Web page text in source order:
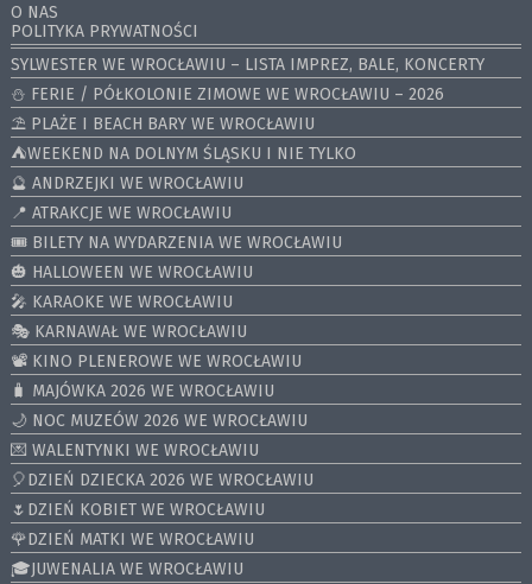
O NAS
POLITYKA PRYWATNOŚCI
SYLWESTER WE WROCŁAWIU – LISTA IMPREZ, BALE, KONCERTY
⛄️ FERIE / PÓŁKOLONIE ZIMOWE WE WROCŁAWIU – 2026
⛱️ PLAŻE I BEACH BARY WE WROCŁAWIU
⛺️WEEKEND NA DOLNYM ŚLĄSKU I NIE TYLKO
🔮 ANDRZEJKI WE WROCŁAWIU
📍 ATRAKCJE WE WROCŁAWIU
🎟️ BILETY NA WYDARZENIA WE WROCŁAWIU
🎃 HALLOWEEN WE WROCŁAWIU
🎤 KARAOKE WE WROCŁAWIU
🎭 KARNAWAŁ WE WROCŁAWIU
📽️ KINO PLENEROWE WE WROCŁAWIU
🧳 MAJÓWKA 2026 WE WROCŁAWIU
🌙 NOC MUZEÓW 2026 WE WROCŁAWIU
💌 WALENTYNKI WE WROCŁAWIU
🎈DZIEŃ DZIECKA 2026 WE WROCŁAWIU
🌷DZIEŃ KOBIET WE WROCŁAWIU
🌹DZIEŃ MATKI WE WROCŁAWIU
🎓JUWENALIA WE WROCŁAWIU